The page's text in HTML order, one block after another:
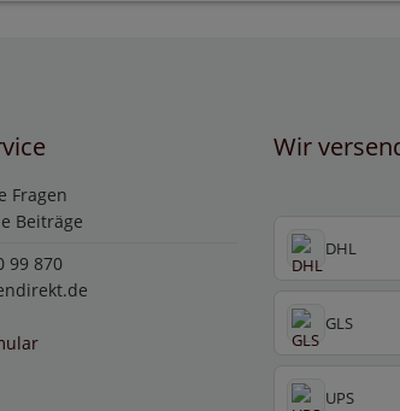
Fragen
Beiträge
99 870
Wir
DHL
GLS
UPS